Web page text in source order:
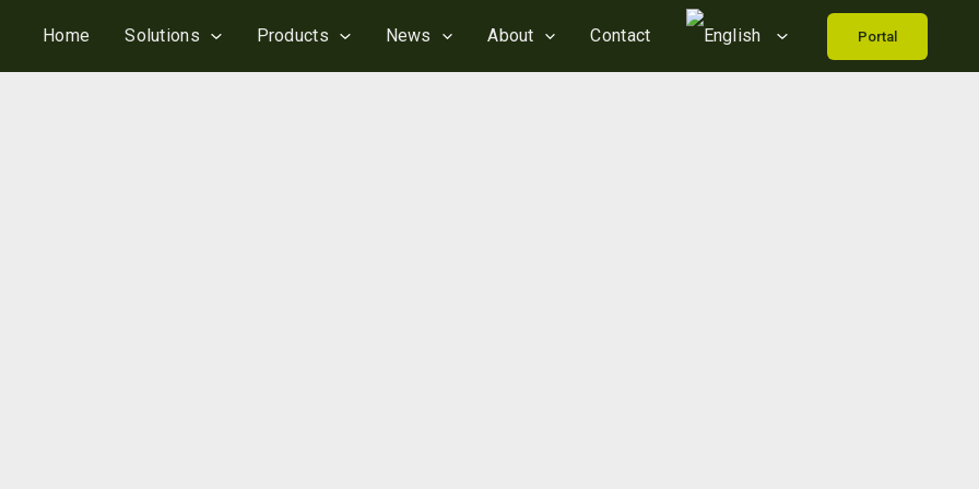
Home Solutions Products News About Contact Portal